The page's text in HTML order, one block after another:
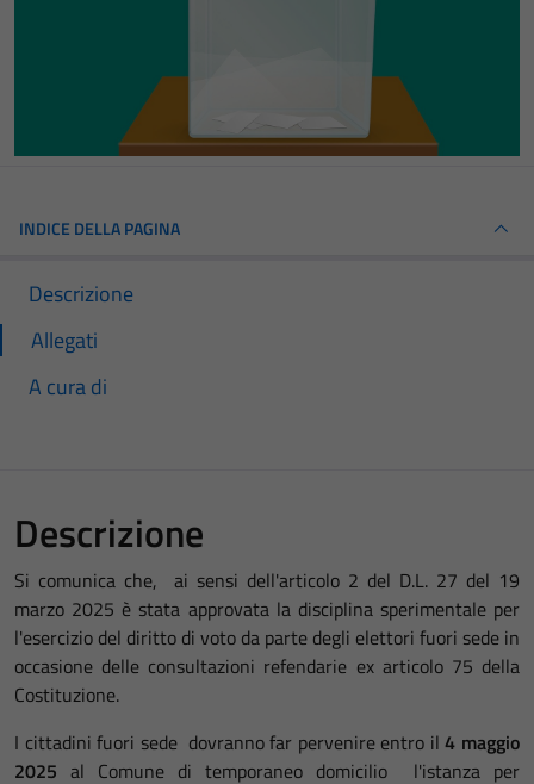
INDICE DELLA PAGINA
Descrizione
Allegati
A cura di
Descrizione
Si comunica che, ai sensi dell'articolo 2 del D.L. 27 del 19
marzo 2025 è stata approvata la disciplina sperimentale per
l'esercizio del diritto di voto da parte degli elettori fuori sede in
occasione delle consultazioni refendarie ex articolo 75 della
Costituzione.
I cittadini fuori sede dovranno far pervenire entro il 4 maggio
2025 al Comune di temporaneo domicilio l'istanza per